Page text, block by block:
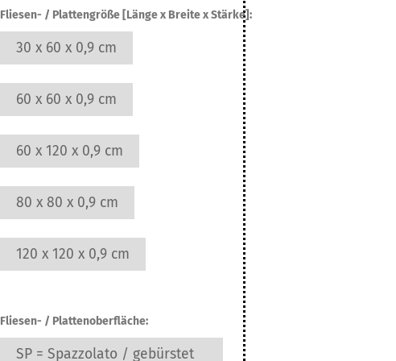
Fliesen- / Plattengröße [Länge x Breite x Stärke]:
30 x 60 x 0,9 cm
60 x 60 x 0,9 cm
60 x 120 x 0,9 cm
80 x 80 x 0,9 cm
120 x 120 x 0,9 cm
Fliesen- / Plattenoberfläche:
SP = Spazzolato / gebürstet